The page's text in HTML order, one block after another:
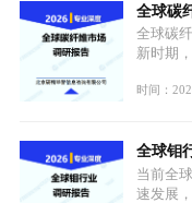
型为新
资源与
迭代、
全球碳
全球碳
新时期
持续扩
体规模
大独立
时间：
全球钼
当前全
速发展